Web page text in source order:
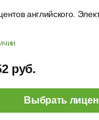
английского.
руб.
Выбрать